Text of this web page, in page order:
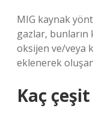
MIG kaynak
gazlar, bunların
oksijen ve/veya
eklenerek
Kaç